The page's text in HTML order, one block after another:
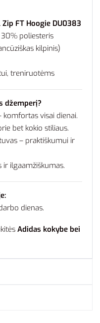
FT Hoogie DU0383
poliesteris
kilpinis)
treniruotėms
džemperį?
visai dienai.
bet kokio stiliaus.
– praktiškumui ir
ir ilgaamžiškumas.
dienas.
Adidas kokybe bei